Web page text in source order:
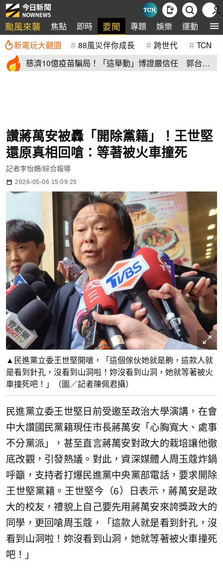
颱風來襲 焦點 即時 要聞 專題 娛樂 運動 全
新電玩大觀園 88風災伴你成長 跨世代 TCN
慈濟10億疫苗騙局！「這舉動」博證嚴信任 郭台銘
讚蔣萬安被轟「開除黨籍」！王世堅
還原真相回嗆：等著被火車撞死
記者李怡姍/綜合報導
2026-05-06 15:09:25
▲民進黨立委王世堅開嗆，「這個傢伙她就是齁，這款人就
是看到針孔，沒看到山洞啦！妳沒看到山洞，她就等著被火
車撞死吧！」（圖／記者陳佩君攝）
民進黨立委王世堅日前受邀至政治大學演講，在會
中大讚國民黨籍現任市長蔣萬安「心胸寬大、處事
不分黨派」，甚至直言蔣萬安對政大的栽培讓他徹
底改觀，引發熱議。對此，資深媒體人周玉蔻炸鍋
呼籲，支持者打爆民進黨中央黨部電話，要求開除
王世堅黨籍。王世堅今（6）日表示，蔣萬安是政
大的校友，禮貌上自己要先用蔣萬安來誇獎政大的
同學，更回嗆周玉蔻，「這款人就是看到針孔，沒
看到山洞啦！妳沒看到山洞，她就等著被火車撞死
吧！」